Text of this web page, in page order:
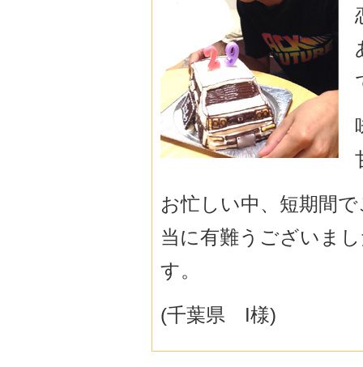
お忙しい中、短期間
当に有難うございま
す。
(千葉県 I様)